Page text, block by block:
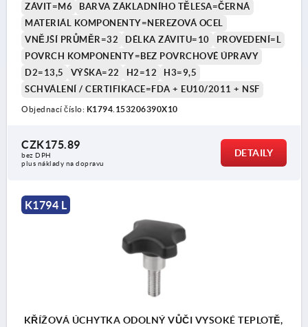
ZÁVIT=M6
BARVA ZÁKLADNÍHO TĚLESA=ČERNÁ
MATERIÁL KOMPONENTY=NEREZOVÁ OCEL
VNĚJŠÍ PRŮMĚR=32
DÉLKA ZÁVITU=10
PROVEDENÍ=L
POVRCH KOMPONENTY=BEZ POVRCHOVÉ ÚPRAVY
D2=13,5
VÝŠKA=22 H2=12
H3=9,5
SCHVÁLENÍ / CERTIFIKACE=FDA + EU10/2011 + NSF
Objednací číslo: K1794.153206390X10
CZK175.89
bez DPH
plus náklady na dopravu
DETAILY
K1794 L
KŘÍŽOVÁ ÚCHYTKA ODOLNÝ VŮČI VYSOKÉ TEPLOTĚ,